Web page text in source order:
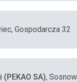
Gospodarcza 32
SA),